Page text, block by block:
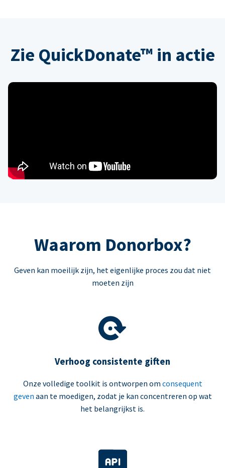
Zie QuickDonate™ in actie
Waarom Donorbox?
Geven kan moeilijk zijn, het eigenlijke proces zou dat niet
moeten zijn
Verhoog consistente giften
Onze volledige toolkit is ontworpen om consequent
geven aan te moedigen, zodat je kan concentreren op wat
het belangrijkst is.